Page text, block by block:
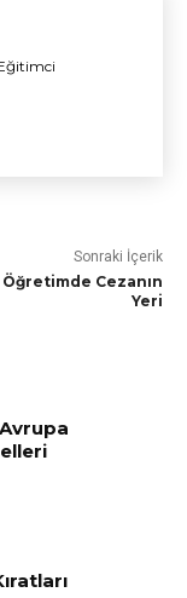
Sonraki İçerik
Cezanın
Yeri